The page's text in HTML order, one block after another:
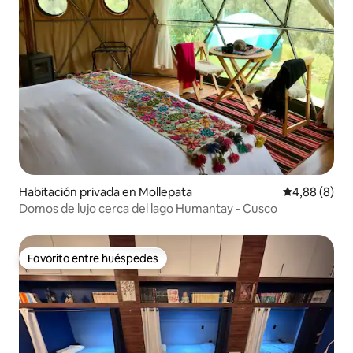
Habitación privada en Mollepata Calificación
4,88 (8)
Domos de lujo cerca del lago Humantay - Cusco
Favorito entre huéspedes
Favorito entre huéspedes